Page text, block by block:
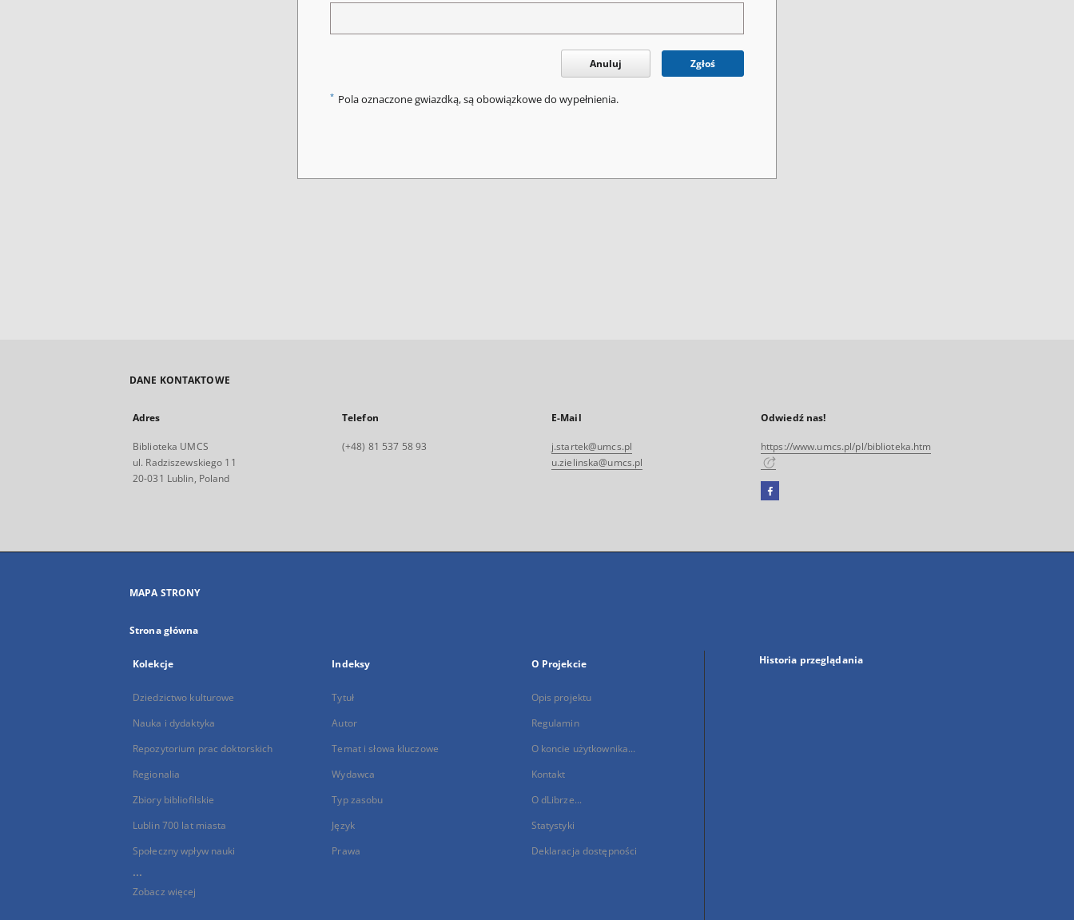
Anuluj Zgłoś
* Pola oznaczone gwiazdką, są obowiązkowe do wypełnienia.
DANE KONTAKTOWE
Adres
Biblioteka UMCS
ul. Radziszewskiego 11
20-031 Lublin, Poland
Telefon
(+48) 81 537 58 93
E-Mail
j.startek@umcs.pl
u.zielinska@umcs.pl
Odwiedź nas!
https://www.umcs.pl/pl/biblioteka.htm
Facebook
się
MAPA STRONY
Strona główna
Kolekcje
Dziedzictwo kulturowe
Nauka i dydaktyka
Repozytorium prac doktorskich
Regionalia
Zbiory bibliofilskie
Lublin 700 lat miasta
Społeczny wpływ nauki
...
Zobacz więcej
Indeksy
Tytuł
Autor
Temat i słowa kluczowe
Wydawca
Typ zasobu
Język
Prawa
O Projekcie
Opis projektu
Regulamin
O koncie użytkownika...
Kontakt
O dLibrze...
Statystyki
Deklaracja dostępności
Historia przeglądania